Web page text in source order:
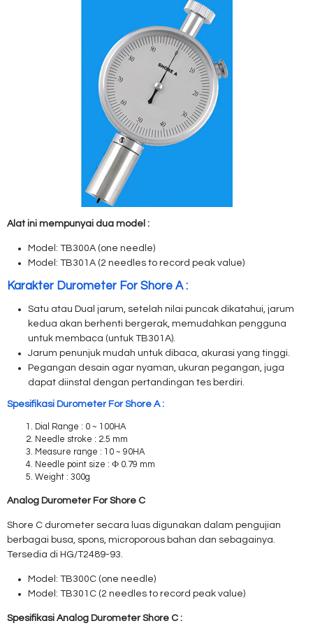
Alat ini mempunyai dua model :
Model: TB300A (one needle)
Model: TB301A (2 needles to record peak value)
Karakter Durometer For Shore A :
Satu atau Dual jarum, setelah nilai puncak dikatahui, jarum
kedua akan berhenti bergerak, memudahkan pengguna
untuk membaca (untuk TB301A).
Jarum penunjuk mudah untuk dibaca, akurasi yang tinggi.
Pegangan desain agar nyaman, ukuran pegangan, juga
dapat diinstal dengan pertandingan tes berdiri.
Spesifikasi Durometer For Shore A :
Dial Range : 0 ~ 100HA
Needle stroke : 2.5 mm
Measure range : 10 ~ 90HA
Needle point size : Ф 0.79 mm
Weight : 300g
Analog Durometer For Shore C
Shore C durometer secara luas digunakan dalam pengujian
berbagai busa, spons, microporous bahan dan sebagainya.
Tersedia di HG/T2489-93.
Model: TB300C (one needle)
Model: TB301C (2 needles to record peak value)
Spesifikasi Analog Durometer Shore C :